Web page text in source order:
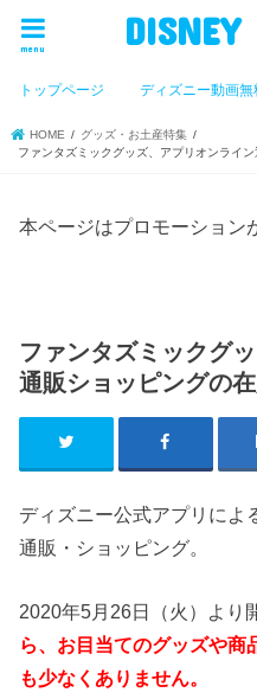
menu
トップページ ディズニー動画無
HOME
グッズ・お土産特集
ファンタズミックグッズ、アプリオンライ
本ページはプロモーション
ファンタズミックグ
通販ショッピングの
ディズニー公式アプリによ
通販・ショッピング。
2020年5月26日（火）より
ら、お目当てのグッズや商
も少なくありません。